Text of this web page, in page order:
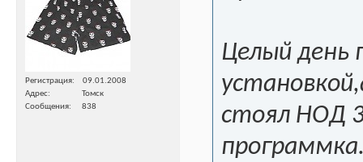
Регистрация
09.01.2008
Адрес
Томск
Сообщения
838
Целый день
стоял НОД